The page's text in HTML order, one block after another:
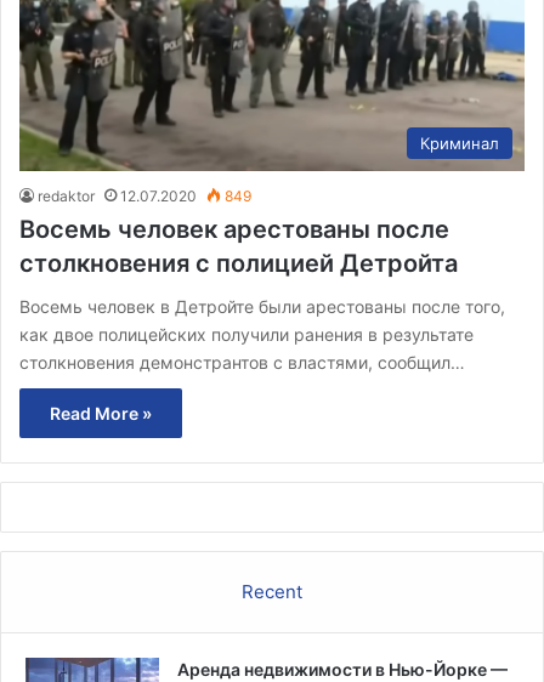
Криминал
redaktor 12.07.2020 849
Восемь человек арестованы после
столкновения с полицией Детройта
Восемь человек в Детройте были арестованы после того,
как двое полицейских получили ранения в результате
столкновения демонстрантов с властями, сообщил…
Read More »
Recent
Аренда недвижимости в Нью-Йорке —